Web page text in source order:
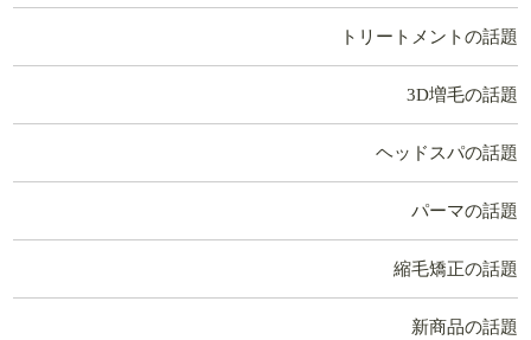
トリートメントの話題
3D増毛の話題
ヘッドスパの話題
パーマの話題
縮毛矯正の話題
新商品の話題